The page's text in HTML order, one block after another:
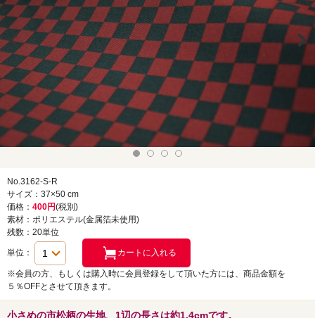
No.3162-S-R
サイズ：37×50 cm
価格： 400円(税別)
素材：ポリエステル(金属箔未使用)
残数：20単位
単位：
※会員の方、もしくは購入時に会員登録をして頂いた方には、商品金額を
５％OFFとさせて頂きます。
小さめの市松柄の生地、1辺の長さは約1.4cmです。